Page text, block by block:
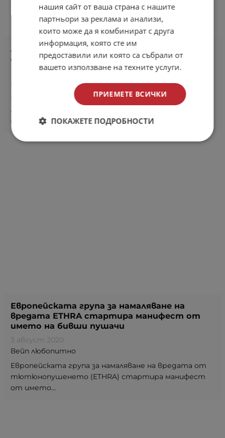
Анализ на консултацията за данъчно
облагане на тютюна
През юни 2021 г. IEVA (Независим Европейски Вейп
Алианс) и нейните членове участваха в
обществената...
Европейската група за намаляване на
вредата ETHRA стартира манифест от
името на бивши пушачи
3 август 2020
Вейп любопитно
Европейската група за намаляване на вредата от
тютюнопушенето (ETHRA) стартира манифест
от името...
нашия сайт от ваша страна с нашите
партньори за реклама и анализи,
които може да я комбинират с друга
информация, която сте им
предоставили или която са събрали от
вашето използване на техните услуги.
ПРИЕМЕТЕ ВСИЧКИ
ПОКАЖЕТЕ ПОДРОБНОСТИ